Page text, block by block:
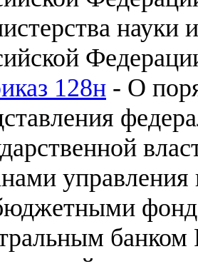
науки
128н - О
банком